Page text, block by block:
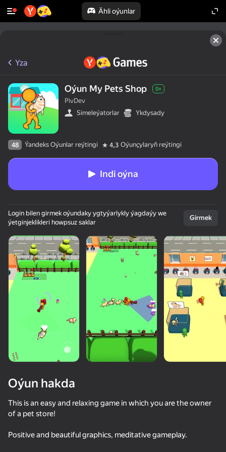
Ähli oýunlar
50+ top oýunlar, olary oýnaýar
hatda «oýnamayanlar» hem
Yza
Oýun My Pets Shop 0+
PivDev
Simeleýatorlar
Ykdysady
48 Ýandeks Oýunlar reýtingi 4,3 Oýunçylaryň reýtingi
Indi oýna
Login bilen girmek oýundaky ygtyýarlykly ýagdaýy we
ýetginjeklikleri howpsuz saklar
Girmek
Oýun hakda
This is an easy and relaxing game in which you are the owner
of a pet store!
Positive and beautiful graphics, meditative gameplay.